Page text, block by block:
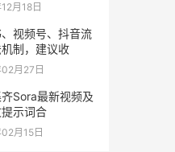
月18日
视频号、抖音流
制，建议收
月27日
Sora最新视频及
示词合
月15日